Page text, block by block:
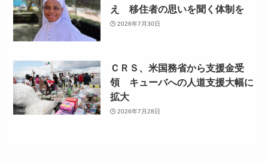
え 移住者の思いを聞く体制を
2026年7月30日
ＣＲＳ、米国務省から支援金受
領 キューバへの人道支援大幅に
拡大
2026年7月28日